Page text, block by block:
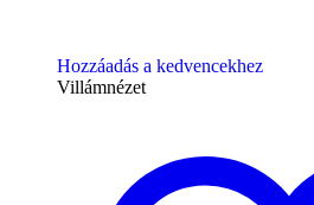
Hozzáadás a kedvencekhez
Villámnézet